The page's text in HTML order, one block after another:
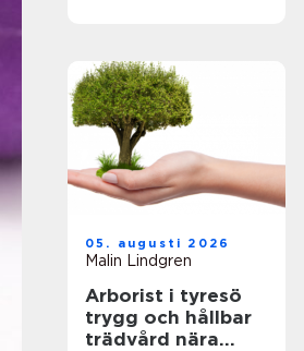
miljöer
05. augusti 2026
Malin Lindgren
Arborist i tyresö
trygg och hållbar
trädvård nära